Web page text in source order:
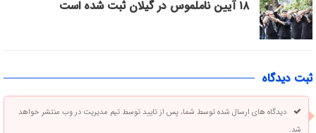
۱۸ آیین ناملموس در گیلان ثبت شده است
ثبت دیدگاه
دیدگاه های ارسال شده توسط شما، پس از تایید توسط تیم مدیریت در وب منتشر خواهد
شد.